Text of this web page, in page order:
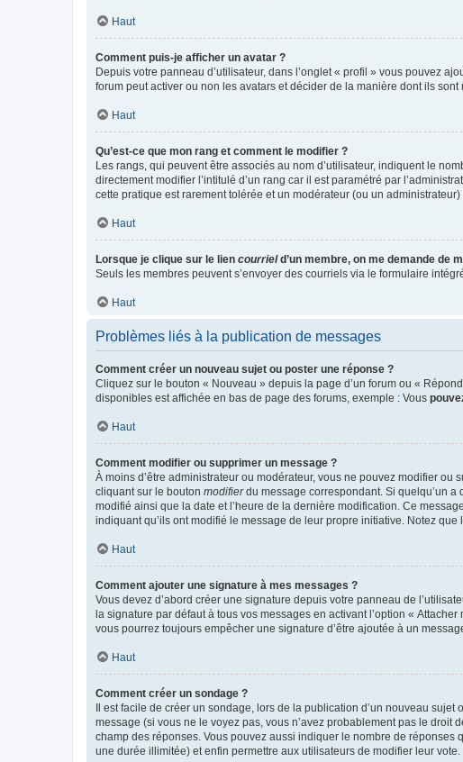
Haut
Comment puis-je afficher un avatar ?
Depuis votre panneau d’utilisateur, dans l’onglet « profil » vous pouvez
forum peut activer ou non les avatars et décider de la manière dont ils
Haut
Qu’est-ce que mon rang et comment le modifier ?
Les rangs, qui peuvent être associés au nom d’utilisateur, indiquent le
directement modifier l’intitulé d’un rang car il est paramétré par
cette pratique est rarement tolérée et un modérateur (ou un
Haut
Lorsque je clique sur le lien courrield’un membre, on me demande de
Seuls les membres peuvent s’envoyer des courriels via le formulaire
Haut
Problèmes liés à la publication de messages
Comment créer un nouveau sujet ou poster une réponse ?
Cliquez sur le bouton « Nouveau » depuis la page d’un forum ou «
disponibles est affichée en bas de page des forums, exemple : Vous
Haut
Comment modifier ou supprimer un message ?
À moins d’être administrateur ou modérateur, vous ne pouvez modifier
cliquant sur le bouton modifierdu message correspondant. Si quelqu’un a
modifié ainsi que la date et l’heure de la dernière modification. Ce
indiquant qu’ils ont modifié le message de leur propre initiative. Notez
Haut
Comment ajouter une signature à mes messages ?
Vous devez d’abord créer une signature depuis votre panneau de
la signature par défaut à tous vos messages en activant l’option «
vous pourrez toujours empêcher une signature d’être ajoutée à un
Haut
Comment créer un sondage ?
Il est facile de créer un sondage, lors de la publication d’un nouveau
message (si vous ne le voyez pas, vous n’avez probablement pas le
champ des réponses. Vous pouvez aussi indiquer le nombre de réponses
une durée illimitée) et enfin permettre aux utilisateurs de modifier leur vote.